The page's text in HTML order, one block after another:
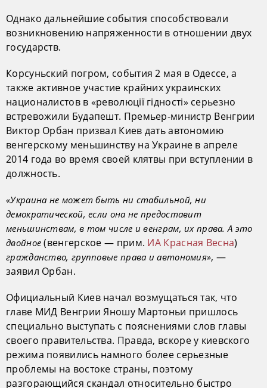
Однако дальнейшие события способствовали
возникновению напряженности в отношении двух
государств.
Корсуньский погром, события 2 мая в Одессе, а
также активное участие крайних украинских
националистов в «революції гідності» серьезно
встревожили Будапешт. Премьер-министр Венгрии
Виктор Орбан призвал Киев дать автономию
венгерскому меньшинству на Украине в апреле
2014 года во время своей клятвы при вступлении в
должность.
«Украина не может быть ни стабильной, ни
демократической, если она не предоставит
меньшинствам, в том числе и венграм, их права. А это
двойное (венгерское — прим. ИА Красная Весна)
гражданство, групповые права и автономия», —
заявил Орбан.
Официальный Киев начал возмущаться так, что
главе МИД Венгрии Яношу Мартоньи пришлось
специально выступать с пояснениями слов главы
своего правительства. Правда, вскоре у киевского
режима появились намного более серьезные
проблемы на востоке страны, поэтому
разгорающийся скандал относительно быстро